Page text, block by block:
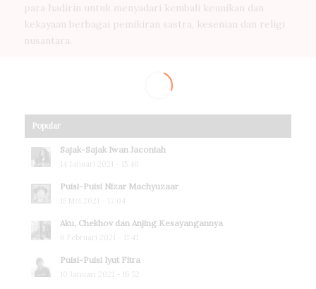
para hadirin untuk menyadari kembali keunikan dan
kekayaan berbagai pemikiran sastra, kesenian dan religi
nusantara.
Popular
Sajak-Sajak Iwan Jaconiah
14 Januari 2021 - 15:46
Puisi-Puisi Nizar Machyuzaar
15 Mei 2021 - 17:04
Aku, Chekhov dan Anjing Kesayangannya
6 Februari 2021 - 11:41
Puisi-Puisi Iyut Fitra
10 Januari 2021 - 16:52